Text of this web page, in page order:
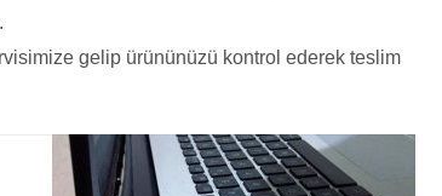
gelip ürününüzü kontrol ederek teslim